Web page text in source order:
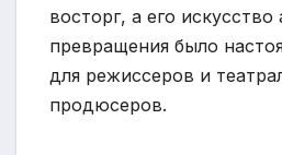
восторг, а его искусство
превращения было
для режиссеров и
продюсеров.